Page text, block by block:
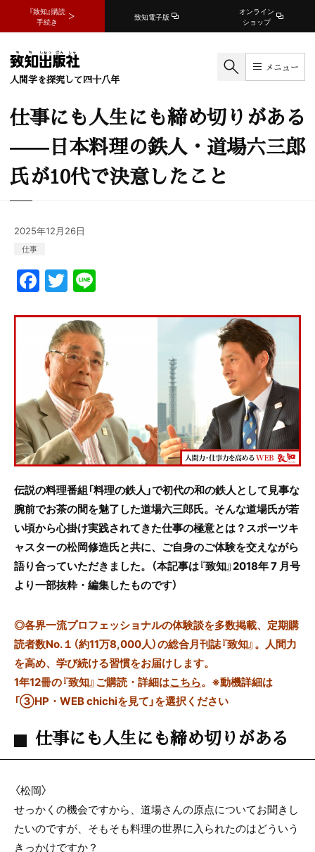
『致知』購読
手続き
致知電子版
オンライン
ショップ
人間学を探究して四十八年
メニュー
仕事にも人生にも締め切りがある
——日本料理の鉄人・道場六三郎
氏が10代で決意したこと
2025年12月26日
仕事
F
a
c
e
b
o
o
k
T
w
itt
er
e
伝説の料理番組「料理の鉄人」で初代の和の鉄人として見事な
腕前でお茶の間を魅了した道場六三郎氏。そんな道場氏が若
い頃から心掛け実践されてきた仕事の極意とは？スポーツキ
ャスターの松岡修造氏と共に、ご自身のご体験を交えながら
語り合っていただきました。（本記事は『致知』2018年 7 月号
より一部抜粋・編集したものです）
◎各界一流プロフェッショナルの体験談を多数掲載、定期購
読者数No.１（約11万8,000人）の総合月刊誌『致知』。人間力
を高め、学び続ける習慣をお届けします。
1年12冊の『致知』ご購読・詳細はこちら。 ※動機詳細は
「③HP・WEB chichiを見て」を選択ください
仕事にも人生にも締め切りがある
〈松岡〉
せっかくの機会ですから、道場さんの原点についてお聞きし
たいのですが、そもそも料理の世界に入られたのはどういう
きっかけですか？